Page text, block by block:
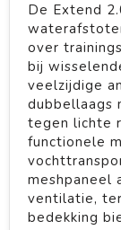
De Extend
over
bij
veelzijdige
dubbellaags
tegen lichte
functionele
meshpaneel
ventilatie,
bedekking